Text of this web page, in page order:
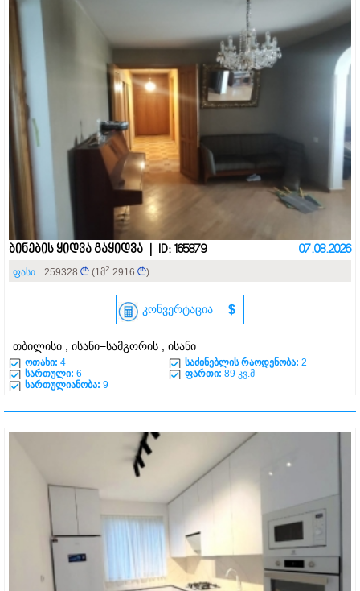
ბინების ყიდვა გაყიდვა | ID: 165879 07.08.2026
ფასი 259328 (1მ2 2916 )
კონვერტაცია $
თბილისი , ისანი−სამგორის , ისანი
ოთახი: 4 საძინებლის რაოდენობა: 2
სართული: 6 ფართი: 89 კვ.მ
სართულიანობა: 9